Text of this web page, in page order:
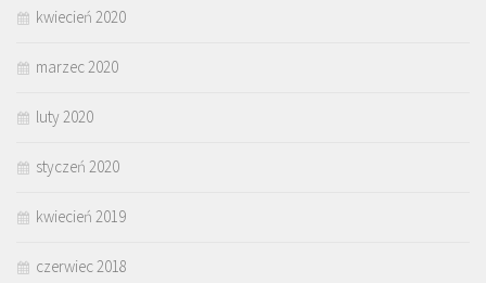
kwiecień 2020
marzec 2020
luty 2020
styczeń 2020
kwiecień 2019
czerwiec 2018